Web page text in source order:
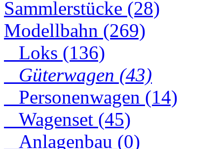
Sammlerstücke (28)
Modellbahn (269)
Loks (136)
Güterwagen (43)
Personenwagen (14)
Wagenset (45)
Anlagenbau (0)